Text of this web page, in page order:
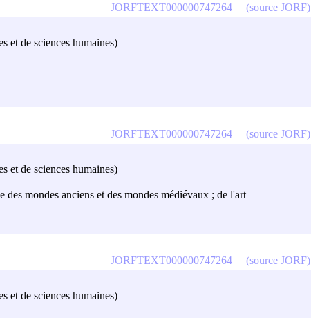
et de sciences humaines)
JORFTEXT000000747264 (source JORF)
et de sciences humaines)
mondes anciens et des mondes médiévaux ; de l'art
JORFTEXT000000747264 (source JORF)
et de sciences humaines)
JORFTEXT000000747264 (source JORF)